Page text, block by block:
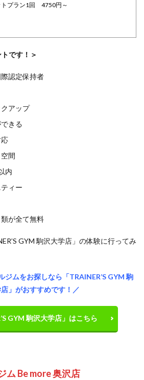
トプラン1回 4750円～
です！＞
認定保持者
アップ
きる
間
内
ィー
が全て無料
GYM 駒沢大学店」の体験に行ってみ
ジムをお探しなら「TRAINER’S GYM 駒
」がおすすめです！／
GYM 駒沢大学店」はこちら
ム Be more 奥沢店